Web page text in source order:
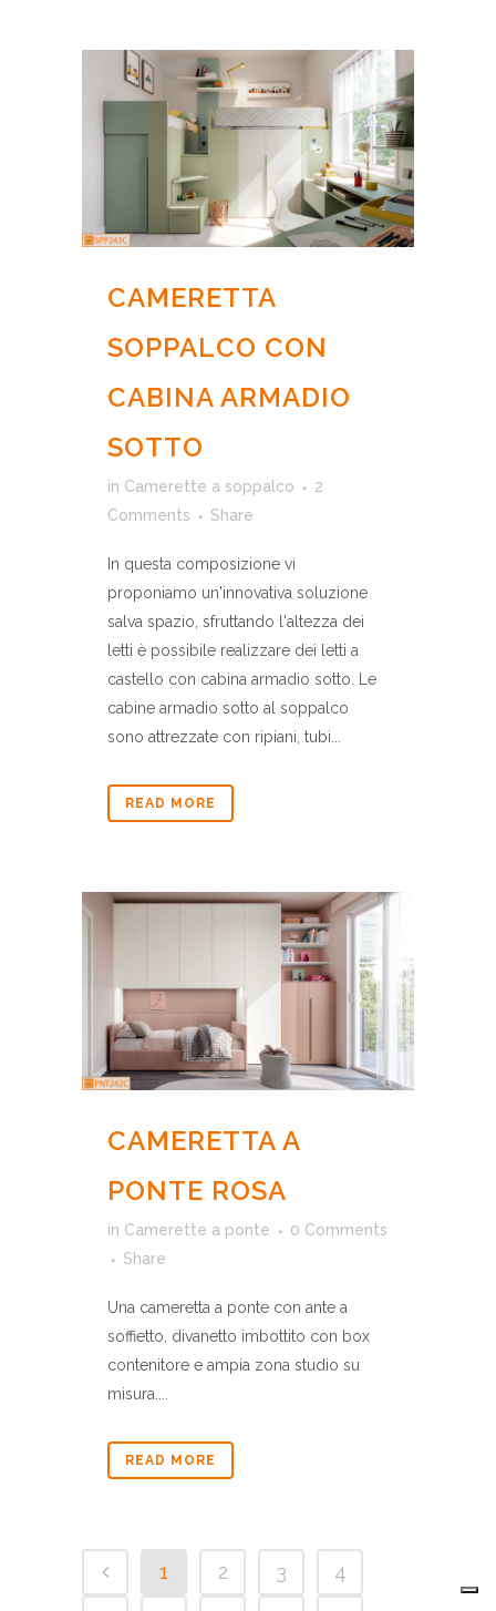
CAMERETTA
SOPPALCO CON
CABINA ARMADIO
SOTTO
in Camerette a soppalco
2
Comments
Share
In questa composizione vi
proponiamo un'innovativa soluzione
salva spazio, sfruttando l'altezza dei
letti è possibile realizzare dei letti a
castello con cabina armadio sotto. Le
cabine armadio sotto al soppalco
sono attrezzate con ripiani, tubi...
READ MORE
CAMERETTA A
PONTE ROSA
in Camerette a ponte
0 Comments
Share
Una cameretta a ponte con ante a
soffietto, divanetto imbottito con box
contenitore e ampia zona studio su
misura....
READ MORE
1 2 3
4